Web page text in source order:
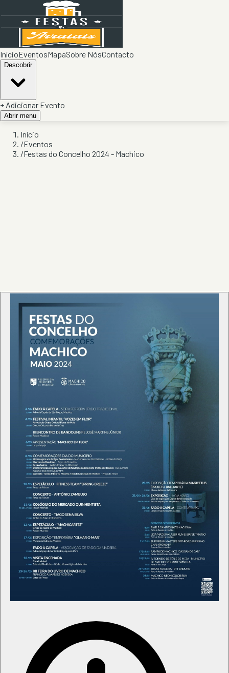
InícioEventosMapaSobre NósContacto
Descobrir
+ Adicionar Evento
Abrir menu
Início
/Eventos
/Festas do Concelho 2024 - Machico